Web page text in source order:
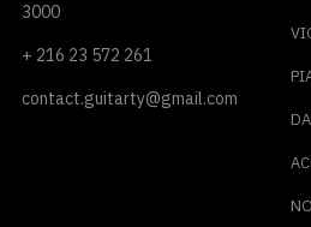
3000
+ 216 23 572 261
contact.guitarty@gmail.com